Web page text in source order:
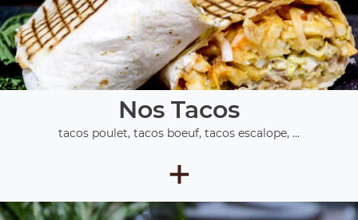
Nos Tacos
tacos poulet, tacos boeuf, tacos escalope, ...
+